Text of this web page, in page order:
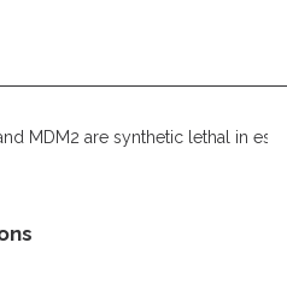
MDM2 are synthetic lethal in